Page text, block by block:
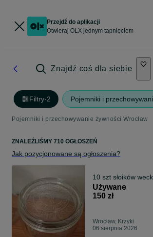
Przejdź do aplikacji
Otwieraj OLX jednym tapnięciem
Znajdź coś dla siebie
Filtry·2 Pojemniki i
Pojemniki i przechowywanie żywności Wrocław
ZNALEŹLIŚMY 710 OGŁOSZEŃ
Jak pozycjonowane są ogłoszenia?
10 szt słoików
Używane
150 zł
Wrocław, Krzyki
06 sierpnia 2026